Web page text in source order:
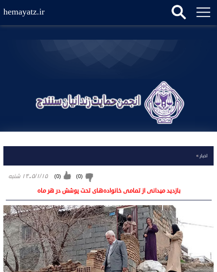
hemayatz.ir
اخبار»
۱۴۰۵/۱/۱۵ شنبه (
0
) (
0
)
بازدید میدانی از تمامی خانواده‌های تحت پوشش در هر ماه